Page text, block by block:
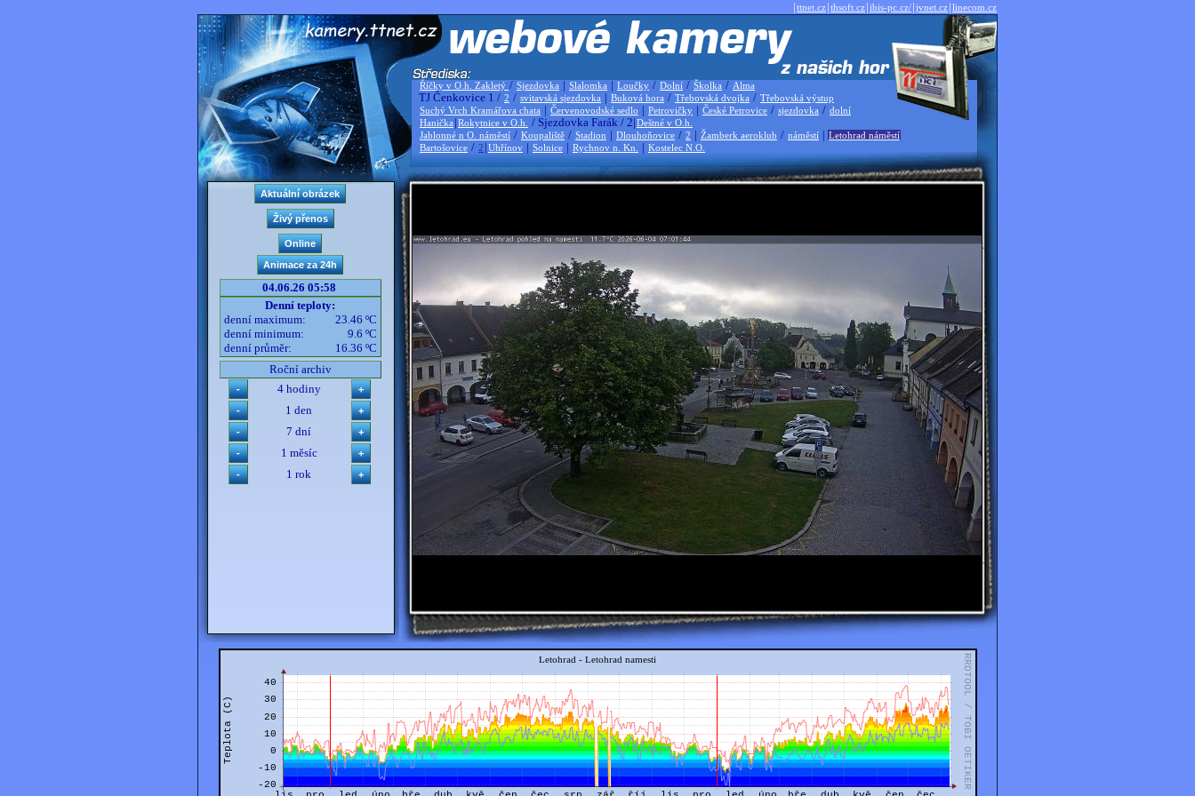
|ttnet.cz|thsoft.cz|ibis-pc.cz/|jvnet.cz|linecom.cz
Říčky v O.h. Zakletý / Sjezdovka | Slalomka | Loučky / Dolní / Školka / Alma
TJ Čenkovice 1 / 2 / svitavská sjezdovka | Buková hora / Třebovská dvojka / Třebovská výstup
Suchý Vrch Kramářova chata | Červenovodské sedlo | Petrovičky | České Petrovice / sjezdovka / dolní
Hanička |Rokytnice v O.h. / Sjezdovka Farák / 2|Deštné v O.h.
Jablonné n O. náměstí / Koupaliště / Stadion | Dlouhoňovice / 2 | Žamberk aeroklub / náměstí | Letohrad náměstí
Bartošovice / 2 |Uhřínov | Solnice | Rychnov n. Kn. | Kostelec N.O.
04.06.26 05:58
Denní teploty:
denní maximum:
23.46 ºC
denní minimum:
9.6 ºC
denní průměr:
16.36 ºC
Roční archiv
4 hodiny
1 den
7 dní
1 měsíc
1 rok